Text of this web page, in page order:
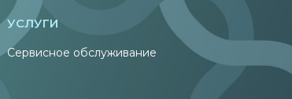
УСЛУГИ
Сервисное обслуживание